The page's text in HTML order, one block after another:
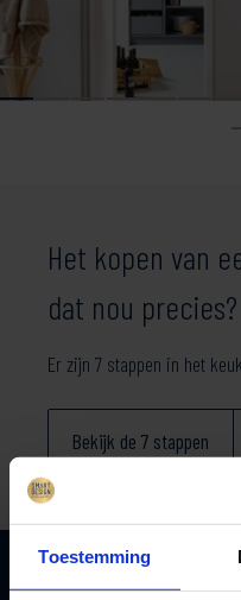
Toestemming
Het kopen van
dat nou precies?
Er zijn 7 stappen in het
Bekijk de 7 stappen